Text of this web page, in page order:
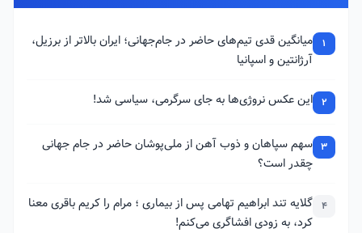
1
میانگین قدی تیم‌های حاضر در جام‌جهانی؛ ایران بالاتر از برزیل،
آرژانتین و اسپانیا
2 این عکس نروژی‌ها به جای سرگرمی، سیاسی شد!
3 سهم سپاهان و ذوب آهن از ملی‌پوشان حاضر در جام جهانی
چقدر است؟
4 گلایه تند ابراهیم تهامی پس از بیماری ؛ مرام را کریم باقری معنا
کرد، به زودی افشاگری می‌کنم!